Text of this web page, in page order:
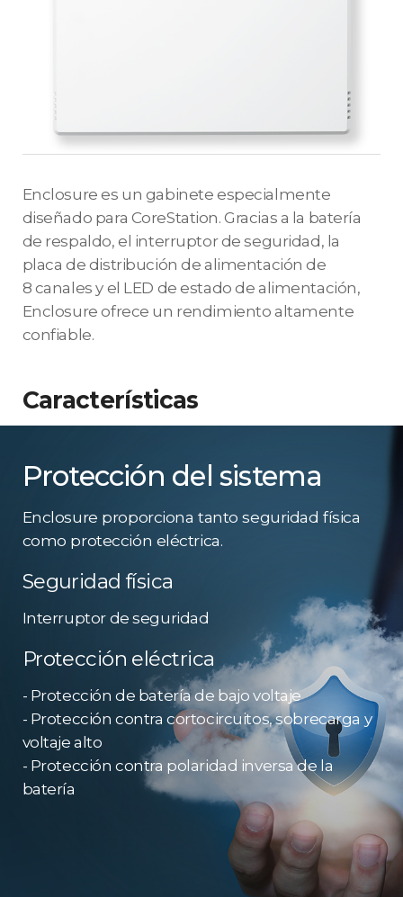
Enclosure es un gabinete especialmente
diseñado para CoreStation. Gracias a la batería
de respaldo, el interruptor de seguridad, la
placa de distribución de alimentación de
8 canales y el LED de estado de alimentación,
Enclosure ofrece un rendimiento altamente
confiable.
Características
Protección del sistema
Enclosure proporciona tanto seguridad física
como protección eléctrica.
Seguridad física
Interruptor de seguridad
Protección eléctrica
- Protección de batería de bajo voltaje
- Protección contra cortocircuitos, sobrecarga y
voltaje alto
- Protección contra polaridad inversa de la
batería